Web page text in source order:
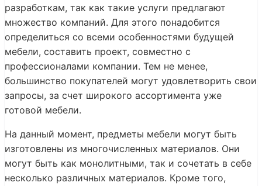
разработкам, так как такие услуги предлагают
множество компаний. Для этого понадобится
определиться со всеми особенностями будущей
мебели, составить проект, совместно с
профессионалами компании. Тем не менее,
большинство покупателей могут удовлетворить свои
запросы, за счет широкого ассортимента уже
готовой мебели.
На данный момент, предметы мебели могут быть
изготовлены из многочисленных материалов. Они
могут быть как монолитными, так и сочетать в себе
несколько различных материалов. Кроме того,